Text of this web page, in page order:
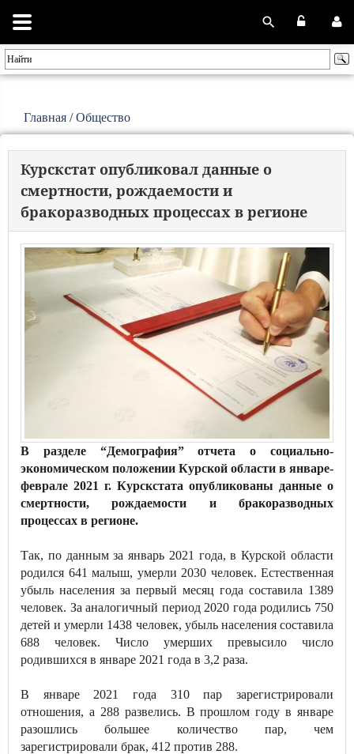
Главная /Общество
Курскстат опубликовал данные о
смертности, рождаемости и
бракоразводных процессах в регионе
В разделе “Демография” отчета о социально-
экономическом положении Курской области в январе-
феврале 2021 г. Курскстата опубликованы данные о
смертности, рождаемости и бракоразводных
процессах в регионе.
Так, по данным за январь 2021 года, в Курской области
родился 641 малыш, умерли 2030 человек. Естественная
убыль населения за первый месяц года составила 1389
человек. За аналогичный период 2020 года родились 750
детей и умерли 1438 человек, убыль населения составила
688 человек. Число умерших превысило число
родившихся в январе 2021 года в 3,2 раза.
В январе 2021 года 310 пар зарегистрировали
отношения, а 288 развелись. В прошлом году в январе
разошлись большее количество пар, чем
зарегистрировали брак, 412 против 288.